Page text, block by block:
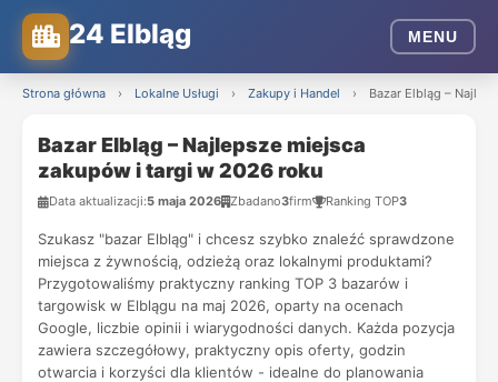
24 Elbląg MENU
Strona główna › Lokalne Usługi › Zakupy i Handel › Bazar Elbląg –
Bazar Elbląg – Najlepsze miejsca
zakupów i targi w 2026 roku
Data aktualizacji:5 maja 2026 Zbadano3firm Ranking TOP3
Szukasz "bazar Elbląg" i chcesz szybko znaleźć sprawdzone
miejsca z żywnością, odzieżą oraz lokalnymi produktami?
Przygotowaliśmy praktyczny ranking TOP 3 bazarów i
targowisk w Elblągu na maj 2026, oparty na ocenach
Google, liczbie opinii i wiarygodności danych. Każda pozycja
zawiera szczegółowy, praktyczny opis oferty, godzin
otwarcia i korzyści dla klientów - idealne do planowania